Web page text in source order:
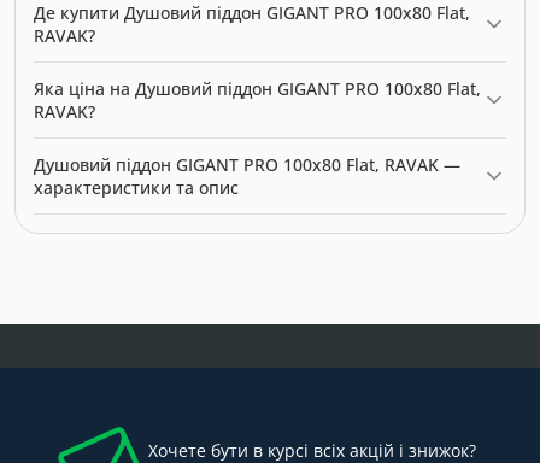
Де купити Душовий піддон GIGANT PRO 100x80 Flat,
RAVAK?
в нашому інтернет-магазині за ціною 14323.86 грн. Категорія:
Яка ціна на Душовий піддон GIGANT PRO 100x80 Flat,
RAVAK?
RAVAK — 14323.86 грн. Виробник: Ravak.
Душовий піддон GIGANT PRO 100x80 Flat, RAVAK —
характеристики та опис
Хочете бути в курсі всіх акцій і знижок?